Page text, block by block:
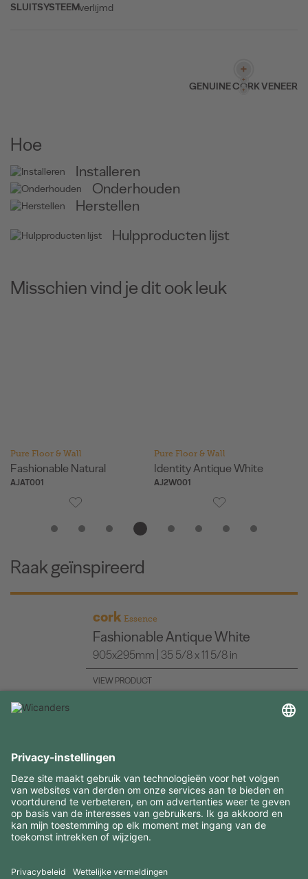
SLUITSYSTEEMverlijmd
GENUINE CORK VENEER
Hoe
Installeren
Onderhouden
Herstellen
Hulpproducten lijst
Misschien vind je dit ook leuk
Pure Floor & Wall
Fashionable Natural
AJAT001
Pure Floor & Wall
Identity Antique White
AJ2W001
Raak geïnspireerd
cork Essence
Fashionable Antique White
905x295mm | 35 5/8 x 11 5/8 in
VIEW PRODUCT
INTERESSANTE INFORMATIE
MIDDELEN
CONTACTEN